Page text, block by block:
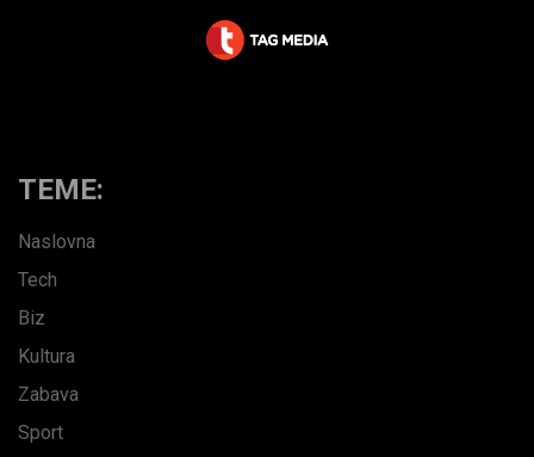
TEME:
Naslovna
Tech
Biz
Kultura
Zabava
Sport